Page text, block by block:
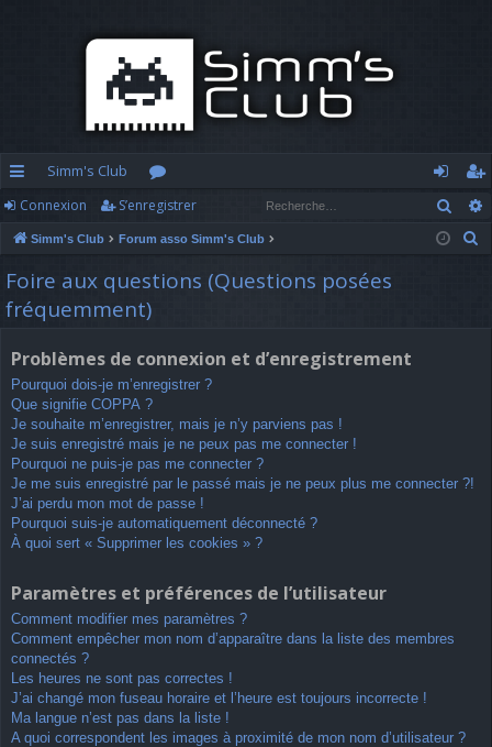
cc
ès
ra
pi
d
e
Simm's Club
or
u
m
s
o
n
’e
nr
Connexion S’enregistrer
Simm's Club Forum asso Simm's Club
Foire aux questions (Questions posées
fréquemment)
Problèmes de connexion et d’enregistrement
Pourquoi dois-je m’enregistrer ?
Que signifie COPPA ?
Je souhaite m’enregistrer, mais je n’y parviens pas !
Je suis enregistré mais je ne peux pas me connecter !
Pourquoi ne puis-je pas me connecter ?
Je me suis enregistré par le passé mais je ne peux plus me connecter ?!
J’ai perdu mon mot de passe !
Pourquoi suis-je automatiquement déconnecté ?
À quoi sert « Supprimer les cookies » ?
Paramètres et préférences de l’utilisateur
Comment modifier mes paramètres ?
Comment empêcher mon nom d’apparaître dans la liste des membres
connectés ?
Les heures ne sont pas correctes !
J’ai changé mon fuseau horaire et l’heure est toujours incorrecte !
Ma langue n’est pas dans la liste !
A quoi correspondent les images à proximité de mon nom d’utilisateur ?